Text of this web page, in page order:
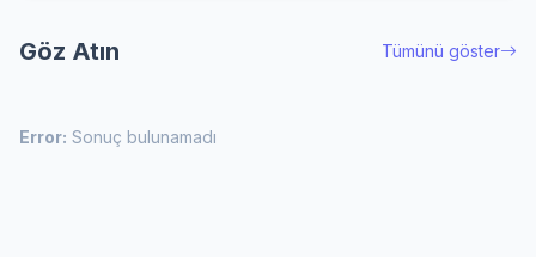
Göz Atın Tümünü göster
Error: Sonuç bulunamadı